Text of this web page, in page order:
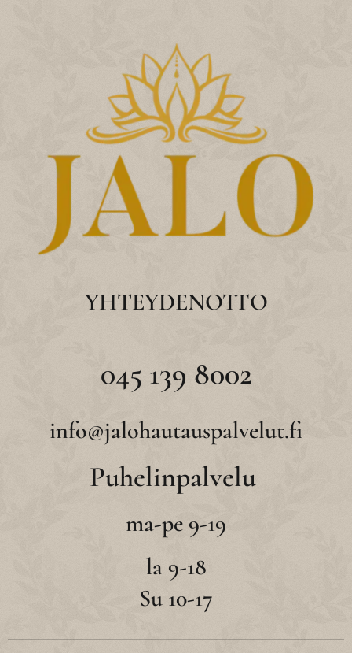
YHTEYDENOTTO
045 139 8002
info@jalohautauspalvelut.fi
Puhelinpalvelu
ma-pe 9-19
la 9-18
Su 10-17